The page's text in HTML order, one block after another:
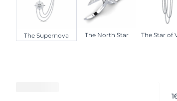
The Supernova The North Star The Star of